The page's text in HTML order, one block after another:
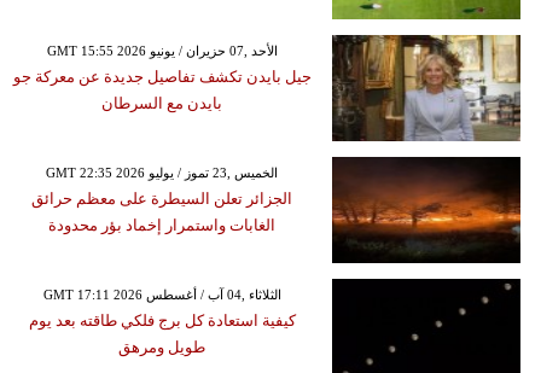
GMT 15:55 2026 الأحد ,07 حزيران / يونيو
جيل بايدن تكشف تفاصيل جديدة عن معركة جو
بايدن مع السرطان
GMT 22:35 2026 الخميس ,23 تموز / يوليو
الجزائر تعلن السيطرة على معظم حرائق
الغابات واستمرار إخماد بؤر محدودة
GMT 17:11 2026 الثلاثاء ,04 آب / أغسطس
كيفية استعادة كل برج فلكي طاقته بعد يوم
طويل ومرهق